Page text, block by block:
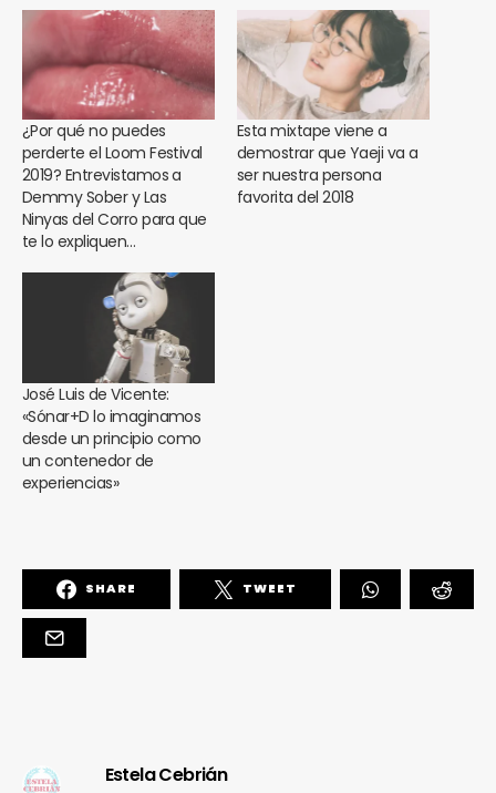
¿Por qué no puedes
perderte el Loom Festival
2019? Entrevistamos a
Demmy Sober y Las
Ninyas del Corro para que
te lo expliquen…
Esta mixtape viene a
demostrar que Yaeji va a
ser nuestra persona
favorita del 2018
José Luis de Vicente:
«Sónar+D lo imaginamos
desde un principio como
un contenedor de
experiencias»
SHARE TWEET
Estela Cebrián